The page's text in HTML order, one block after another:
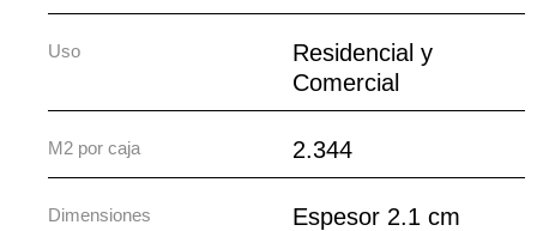
Uso
Residencial y
Comercial
M2 por caja 2.344
Dimensiones
Espesor 2.1 cm